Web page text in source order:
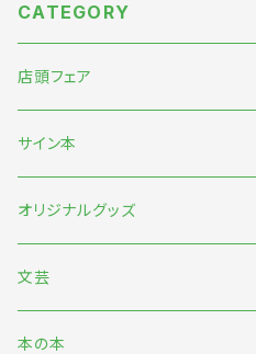
CATEGORY
店頭フェア
5月末〜伊藤紺『わたしのなかに
7月『グッバイ・ハロー・ワールド』
サイン本
オリジナルグッズ
文芸
日本文芸
本の本